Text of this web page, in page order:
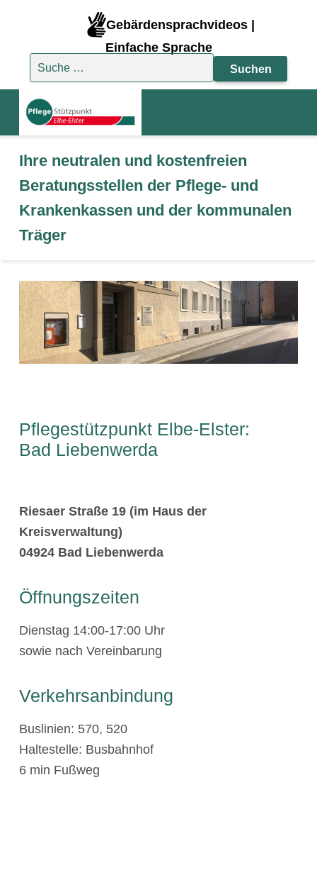
Gebärdensprachvideos |
Einfache Sprache
Suche nach:
Ihre neutralen und kostenfreien
Beratungsstellen der Pflege- und
Krankenkassen und der kommunalen
Träger
Pflegestützpunkt Elbe-Elster:
Bad Liebenwerda
Riesaer Straße 19 (im Haus der
Kreisverwaltung)
04924 Bad Liebenwerda
Öffnungszeiten
Dienstag 14:00-17:00 Uhr
sowie nach Vereinbarung
Verkehrsanbindung
Buslinien: 570, 520
Haltestelle: Busbahnhof
6 min Fußweg